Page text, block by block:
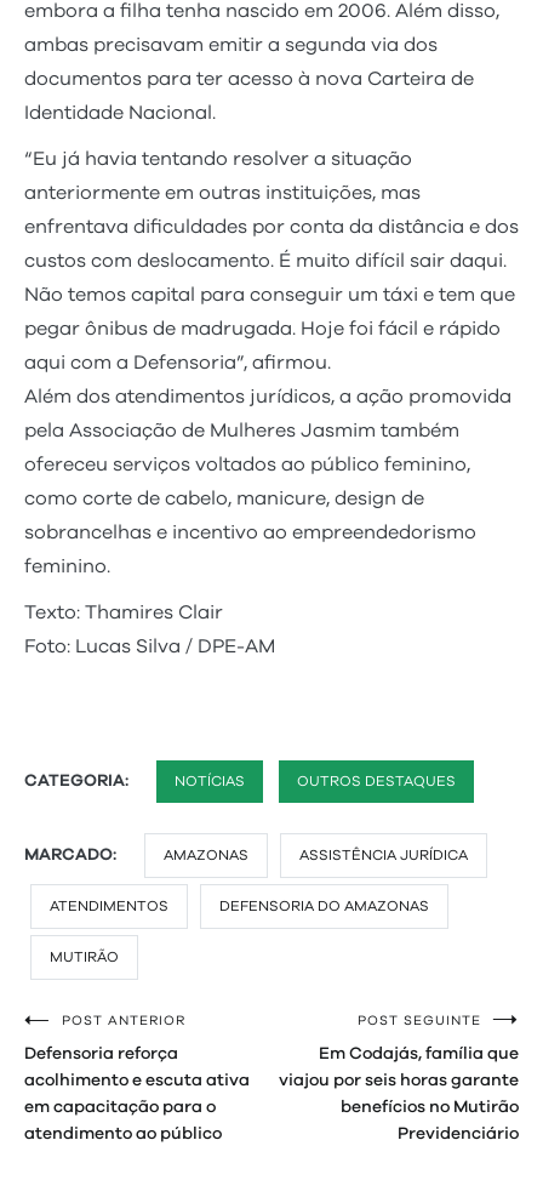
embora a filha tenha nascido em 2006. Além disso,
ambas precisavam emitir a segunda via dos
documentos para ter acesso à nova Carteira de
Identidade Nacional.
“Eu já havia tentando resolver a situação
anteriormente em outras instituições, mas
enfrentava dificuldades por conta da distância e dos
custos com deslocamento. É muito difícil sair daqui.
Não temos capital para conseguir um táxi e tem que
pegar ônibus de madrugada. Hoje foi fácil e rápido
aqui com a Defensoria”, afirmou.
Além dos atendimentos jurídicos, a ação promovida
pela Associação de Mulheres Jasmim também
ofereceu serviços voltados ao público feminino,
como corte de cabelo, manicure, design de
sobrancelhas e incentivo ao empreendedorismo
feminino.
Texto: Thamires Clair
Foto: Lucas Silva / DPE-AM
CATEGORIA: NOTÍCIAS OUTROS DESTAQUES
MARCADO: AMAZONAS ASSISTÊNCIA JURÍDICA
ATENDIMENTOS DEFENSORIA DO AMAZONAS
MUTIRÃO
Navegação
de
Post
POST ANTERIOR
Defensoria reforça
acolhimento e escuta ativa
em capacitação para o
atendimento ao público
POST SEGUINTE
Em Codajás, família que
viajou por seis horas garante
benefícios no Mutirão
Previdenciário